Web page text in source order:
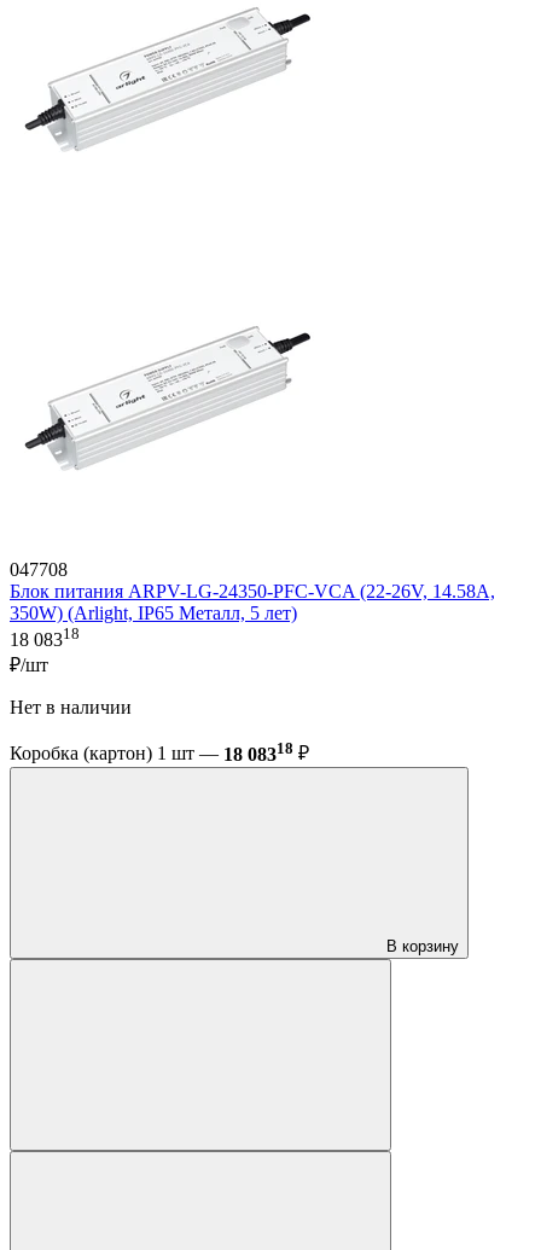
047708
Блок питания ARPV-LG-24350-PFC-VCA (22-26V, 14.58A,
350W) (Arlight, IP65 Металл, 5 лет)
18 08318
₽/шт
Нет в наличии
Коробка (картон) 1 шт — 18 08318 ₽
В корзину